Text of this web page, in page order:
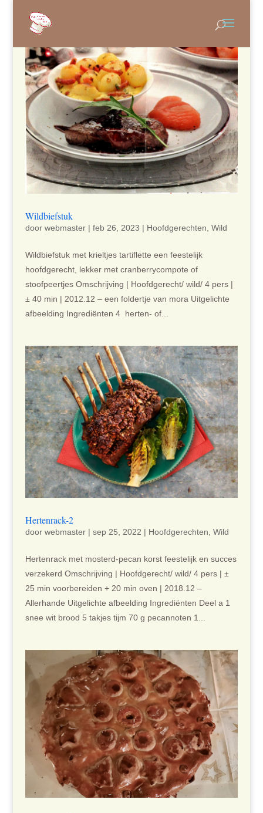
Wildbiefstuk
door webmaster| feb 26, 2023 | Hoofdgerechten Wild
Wildbiefstuk met krieltjes tartiflette een feestelijk
hoofdgerecht, lekker met cranberrycompote of
stoofpeertjes Omschrijving | Hoofdgerecht/ wild/ 4 pers |
± 40 min | 2012.12 – een foldertje van mora Uitgelichte
afbeelding Ingrediënten 4 herten- of...
Hertenrack-2
door webmaster| sep 25, 2022 | Hoofdgerechten Wild
Hertenrack met mosterd-pecan korst feestelijk en succes
verzekerd Omschrijving | Hoofdgerecht/ wild/ 4 pers | ±
25 min voorbereiden + 20 min oven | 2018.12 –
Allerhande Uitgelichte afbeelding Ingrediënten Deel a 1
snee wit brood 5 takjes tijm 70 g pecannoten 1...